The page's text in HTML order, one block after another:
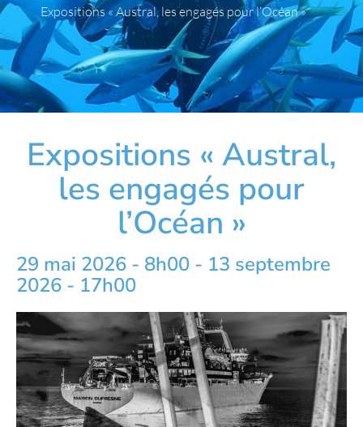
Expositions « Austral, les engagés pour l’Océan »
Expositions « Austral,
les engagés pour
l’Océan »
29 mai 2026 - 8h00 - 13 septembre
2026 - 17h00